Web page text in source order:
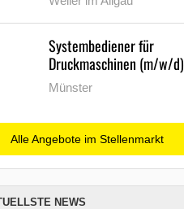
Systembediener für
Druckmaschinen (m/w/d)
Münster
Alle Angebote im Stellenmarkt
NEWS